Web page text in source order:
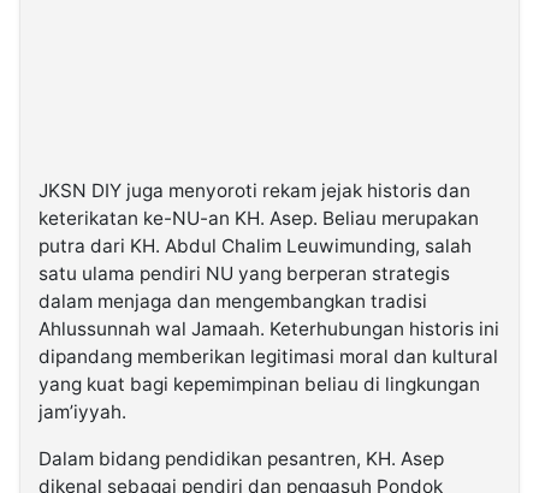
JKSN DIY juga menyoroti rekam jejak historis dan
keterikatan ke-NU-an KH. Asep. Beliau merupakan
putra dari KH. Abdul Chalim Leuwimunding, salah
satu ulama pendiri NU yang berperan strategis
dalam menjaga dan mengembangkan tradisi
Ahlussunnah wal Jamaah. Keterhubungan historis ini
dipandang memberikan legitimasi moral dan kultural
yang kuat bagi kepemimpinan beliau di lingkungan
jam’iyyah.
Dalam bidang pendidikan pesantren, KH. Asep
dikenal sebagai pendiri dan pengasuh Pondok